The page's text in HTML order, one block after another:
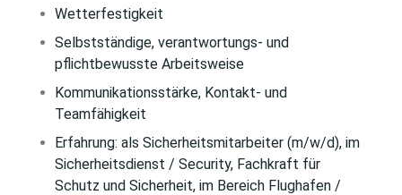
Wetterfestigkeit
Selbstständige, verantwortungs- und
pflichtbewusste Arbeitsweise
Kommunikationsstärke, Kontakt- und
Teamfähigkeit
Erfahrung: als Sicherheitsmitarbeiter (m/w/d), im
Sicherheitsdienst / Security, Fachkraft für
Schutz und Sicherheit, im Bereich Flughafen /